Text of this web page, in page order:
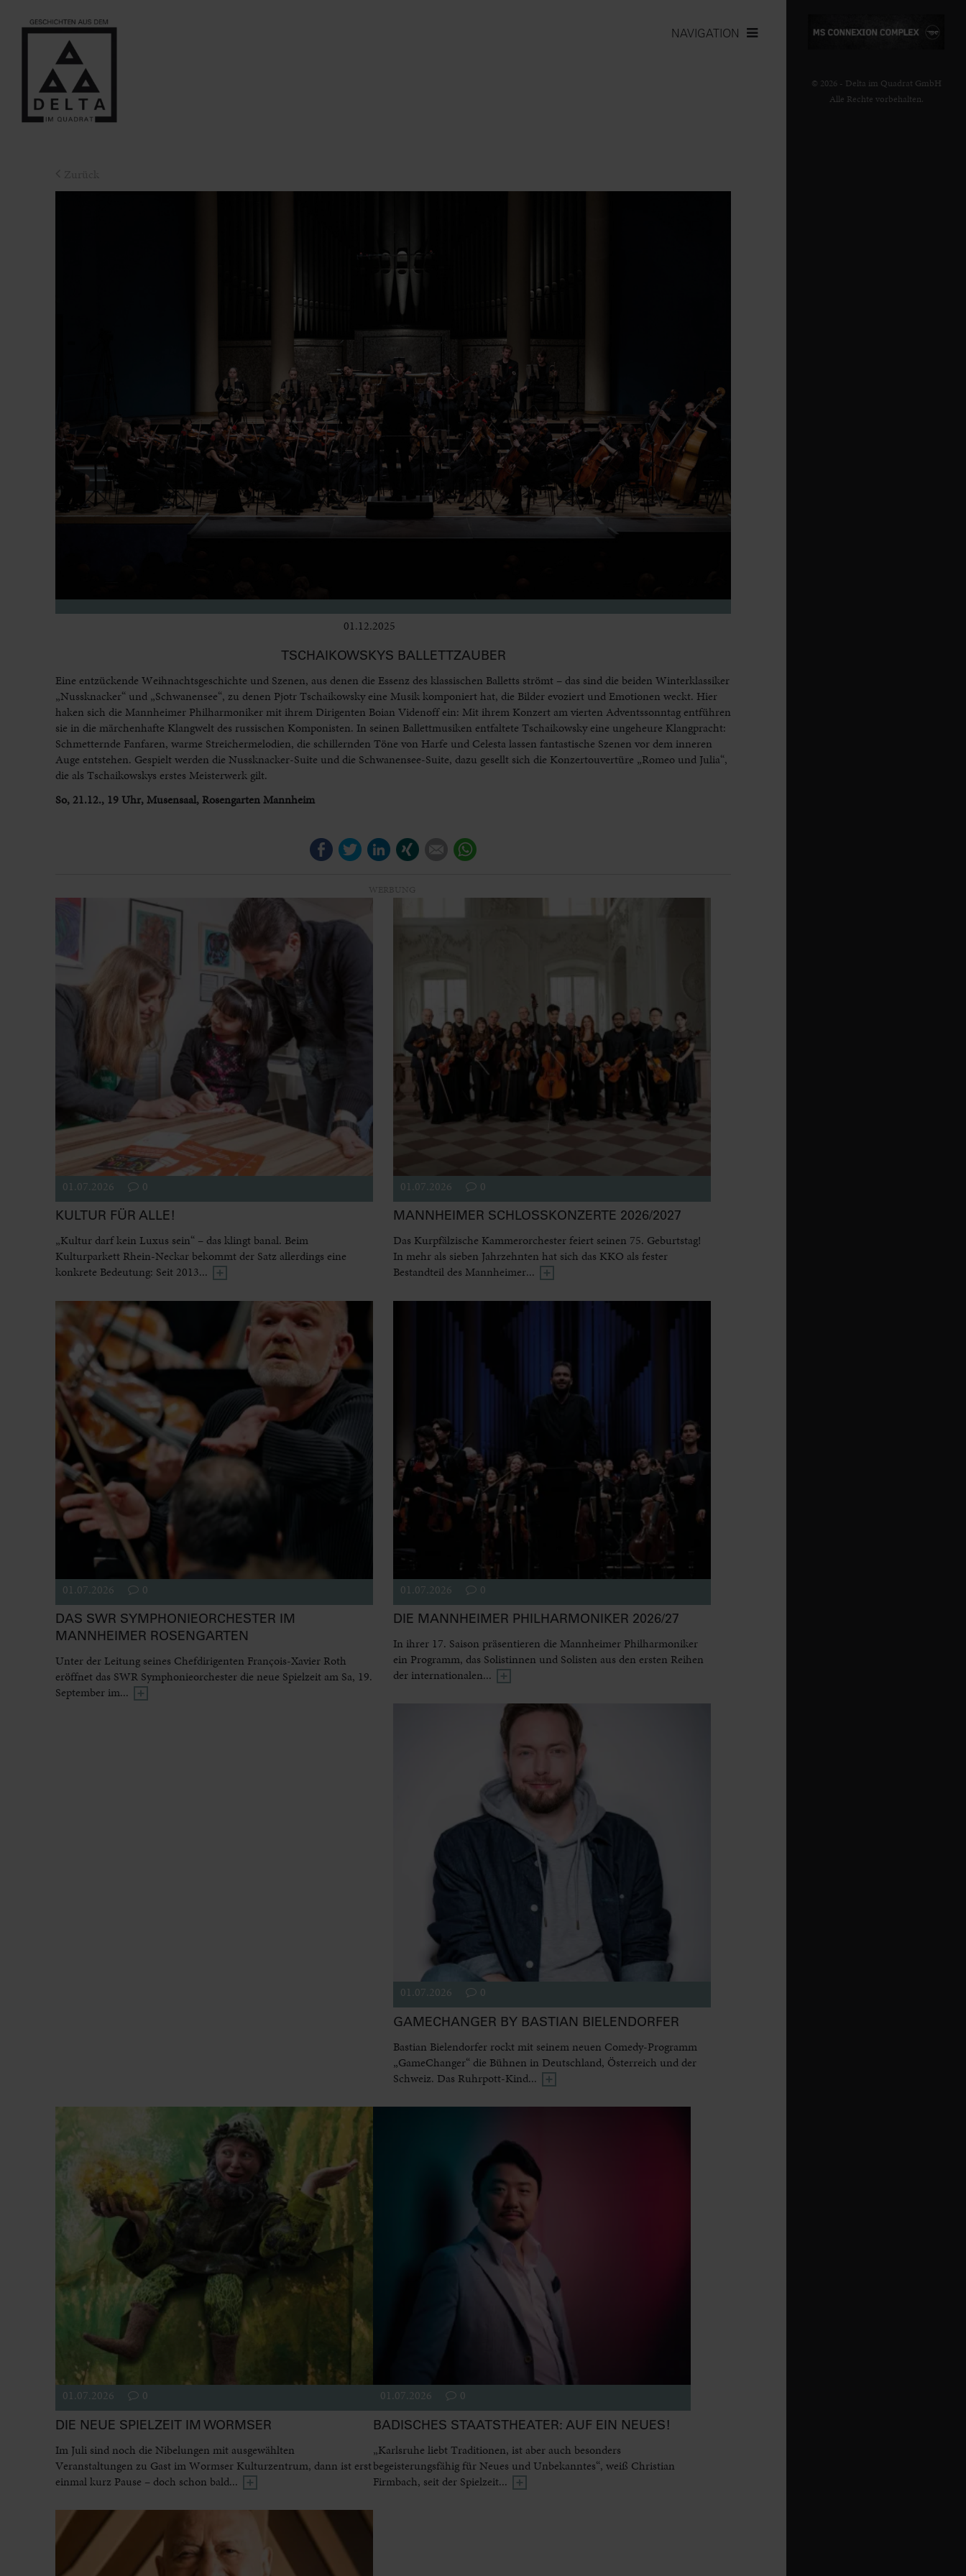
NAVIGATION
01.12.2025
TSCHAIKOWSKYS BALLETTZAUBER
Eine entzückende Weihnachtsgeschichte und Szenen, aus denen die Essenz des klassischen Balletts strömt – das sind die beiden Winterklassiker
„Nussknacker“ und „Schwanensee“, zu denen Pjotr Tschaikowsky eine Musik komponiert hat, die Bilder evoziert und Emotionen weckt. Hier
haken sich die Mannheimer Philharmoniker mit ihrem Dirigenten Boian Videnoff ein: Mit ihrem Konzert am vierten Adventssonntag entführen
sie in die märchenhafte Klangwelt des russischen Komponisten. In seinen Ballettmusiken entfaltete Tschaikowsky eine ungeheure Klangpracht:
Schmetternde Fanfaren, warme Streichermelodien, die schillernden Töne von Harfe und Celesta lassen fantastische Szenen vor dem inneren
Auge entstehen. Gespielt werden die Nussknacker-Suite und die Schwanensee-Suite, dazu gesellt sich die Konzertouvertüre „Romeo und Julia“,
die als Tschaikowskys erstes Meisterwerk gilt.
So, 21.12., 19 Uhr, Musensaal, Rosengarten Mannheim
FacebookTwitterLinkedIn E-mail
01.07.2026 0
KULTUR FÜR ALLE!
„Kultur darf kein Luxus sein“ – das klingt banal. Beim
Kulturparkett Rhein-Neckar bekommt der Satz allerdings eine
konkrete Bedeutung: Seit 2013...
01.07.2026 0
MANNHEIMER SCHLOSSKONZERTE 2026/2027
Das Kurpfälzische Kammerorchester feiert seinen 75. Geburtstag!
In mehr als sieben Jahrzehnten hat sich das KKO als fester
Bestandteil des Mannheimer...
01.07.2026 0
DAS SWR SYMPHONIEORCHESTER IM
MANNHEIMER ROSENGARTEN
Unter der Leitung seines Chefdirigenten François-Xavier Roth
eröffnet das SWR Symphonieorchester die neue Spielzeit am Sa, 19.
September im...
01.07.2026 0
DIE MANNHEIMER PHILHARMONIKER 2026/27
In ihrer 17. Saison präsentieren die Mannheimer Philharmoniker
ein Programm, das Solistinnen und Solisten aus den ersten Reihen
der internationalen...
01.07.2026 0
GAMECHANGER BY BASTIAN BIELENDORFER
Bastian Bielendorfer rockt mit seinem neuen Comedy-Programm
„GameChanger“ die Bühnen in Deutschland, Österreich und der
Schweiz. Das Ruhrpott-Kind...
01.07.2026 0
DIE NEUE SPIELZEIT IM WORMSER
Im Juli sind noch die Nibelungen mit ausgewählten
Veranstaltungen zu Gast im Wormser Kulturzentrum, dann ist erst
einmal kurz Pause – doch schon bald...
01.07.2026 0
BADISCHES STAATSTHEATER: AUF EIN NEUES!
„Karlsruhe liebt Traditionen, ist aber auch besonders
begeisterungsfähig für Neues und Unbekanntes“, weiß Christian
Firmbach, seit der Spielzeit...
© 2026 - Delta im Quadrat GmbH
Alle Rechte vorbehalten.